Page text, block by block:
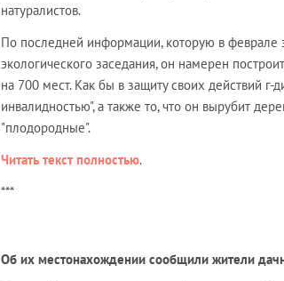
натуралистов.
По последней информации, которую в феврале
экологического заседания, он намерен
на 700 мест. Как бы в защиту своих действий г-
инвалидностью", а также то, что он вырубит
"плодородные".
Читать текст полностью.
***
Об их местонахождении сообщили жители